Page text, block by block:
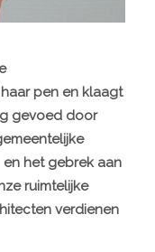
pen en klaagt
gevoed door
het gebrek aan
ruimtelijke
verdienen